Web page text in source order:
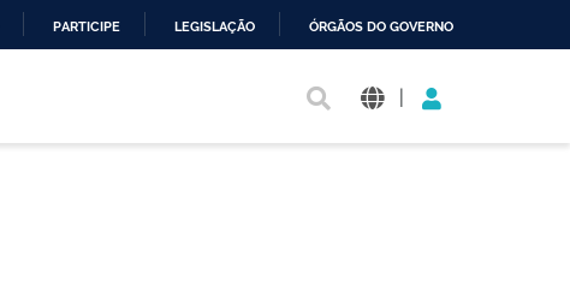
PARTICIPE LEGISLAÇÃO ÓRGÃOS DO GOVERNO
|